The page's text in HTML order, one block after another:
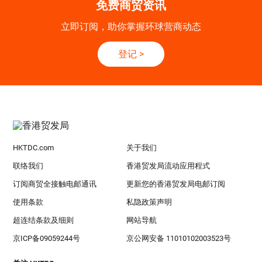
免费商贸资讯
立即订阅，助你掌握环球营商动态
登记 >
HKTDC.com 关于我们
联络我们 香港贸发局流动应用程式
订阅商贸全接触电邮通讯 更新您的香港贸发局电邮订阅
使用条款 私隐政策声明
超连结条款及细则 网站导航
京ICP备09059244号 京公网安备 11010102003523号